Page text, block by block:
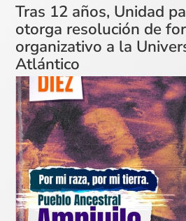
Tras 12 años, Unidad
otorga resolución de
organizativo a la
Atlántico